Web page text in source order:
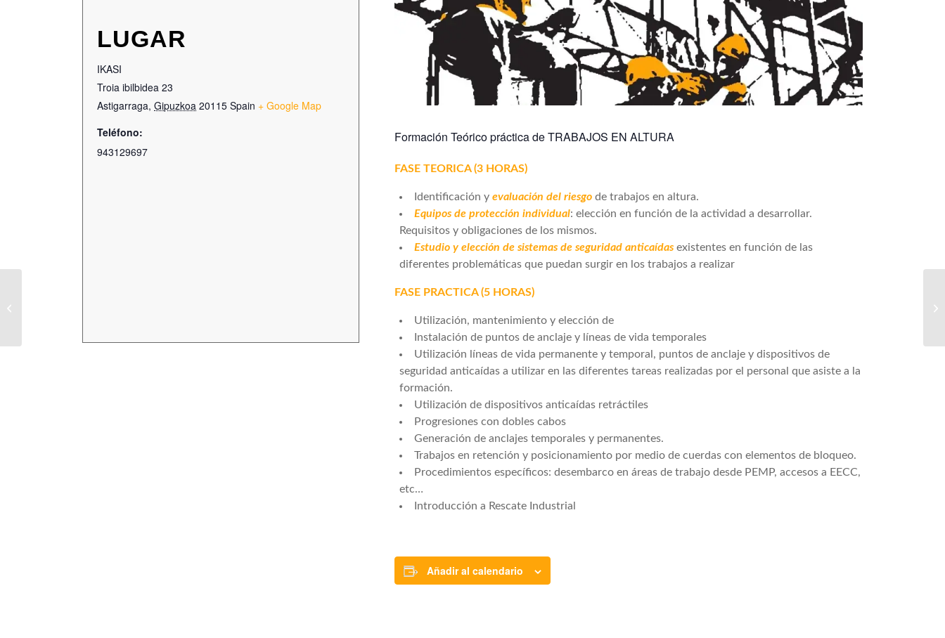
Formación Teórico práctica de TRABAJOS EN ALTURA
FASE TEORICA (3 HORAS)
Identificación yevaluación del riesgo de trabajos en altura.
Equipos de protección individual: elección en función de la actividad a desarrollar.
Requisitos y obligaciones de los mismos.
Estudio y elección de sistemas de seguridad anticaídas existentes en función de las
diferentes problemáticas que puedan surgir en los trabajos a realizar
FASE PRACTICA (5 HORAS)
Utilización, mantenimiento y elección de
Instalación de puntos de anclaje y líneas de vida temporales
Utilización líneas de vida permanente y temporal, puntos de anclaje y dispositivos de
seguridad anticaídas a utilizar en las diferentes tareas realizadas por el personal que asiste a la
formación.
Utilización de dispositivos anticaídas retráctiles
Progresiones con dobles cabos
Generación de anclajes temporales y permanentes.
Trabajos en retención y posicionamiento por medio de cuerdas con elementos de bloqueo.
Procedimientos específicos: desembarco en áreas de trabajo desde PEMP, accesos a EECC,
etc…
Introducción a Rescate Industrial
Añadir al calendario
LUGAR
IKASI
Troia ibilbidea 23
Astigarraga, Gipuzkoa 20115 Spain + Google Map
Teléfono:
943129697